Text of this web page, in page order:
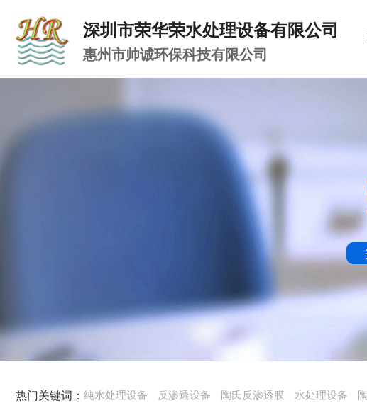
深圳市荣华荣水处理设备有限公司
惠州市帅诚环保科技有限公司
热门关键词： 纯水处理设备 反渗透设备 陶氏反渗透膜 水处理设备